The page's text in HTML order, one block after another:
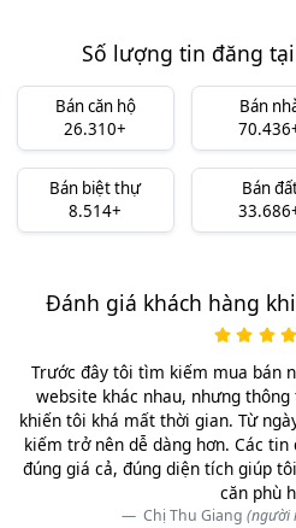
Số lượng tin đăng
Bán căn hộ
26.310+
Bán
Bán biệt thự
8.514+
Bán
Đánh giá khách hàng
Trước đây tôi tìm kiếm mua bán
website khác nhau, nhưng
khiến tôi khá mất thời gian. Từ
kiếm trở nên dễ dàng hơn. Các
đúng giá cả, đúng diện tích giúp
căn phù
Chị Thu Giang (người